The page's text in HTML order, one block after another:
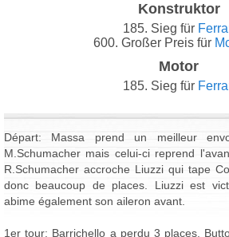
Konstruktor
185. Sieg für
600. Großer Preis für
Motor
185. Sieg für
Départ: Massa prend un meilleur
M.Schumacher mais celui-ci reprend
R.Schumacher accroche Liuzzi qui tape
donc beaucoup de places. Liuzzi est
abime également son aileron avant.
1er tour: Barrichello a perdu 3 places.